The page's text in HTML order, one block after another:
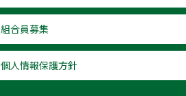
組合員募集
個人情報保護方針